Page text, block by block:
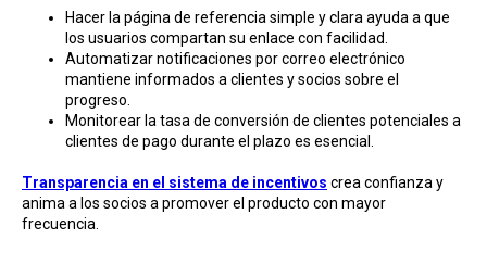
Hacer la página de referencia simple y clara ayuda a que
los usuarios compartan su enlace con facilidad.
Automatizar notificaciones por correo electrónico
mantiene informados a clientes y socios sobre el
progreso.
Monitorear la tasa de conversión de clientes potenciales a
clientes de pago durante el plazo es esencial.
Transparencia en el sistema de incentivos crea confianza y
anima a los socios a promover el producto con mayor
frecuencia.